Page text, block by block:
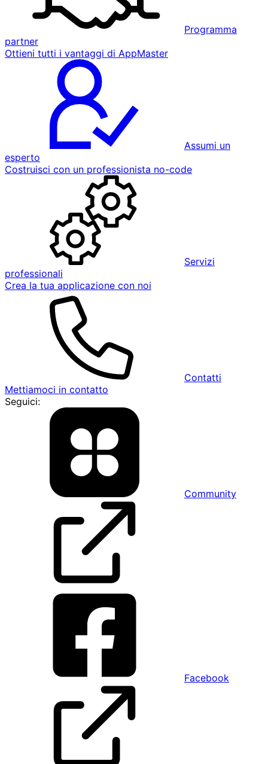
Programma
partner
Ottieni tutti i vantaggi di AppMaster
Assumi un
esperto
Costruisci con un professionista no-code
Servizi
professionali
Crea la tua applicazione con noi
Contatti
Mettiamoci in contatto
Seguici:
Community
Facebook